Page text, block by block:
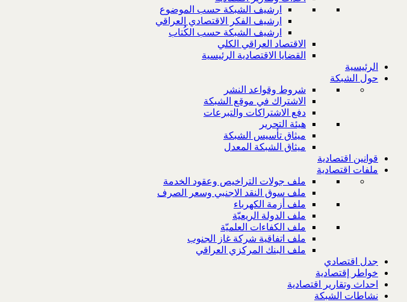
ارشيف الشبكة حسب الموضوع
ارشيف الفكر الاقتصادي العراقي
ارشيف الشبكة حسب الكُتاب
الاقتصاد العراقي الكلي
القضايا الاقتصادية الرئيسية
الرئيسية
حول الشبكة
شروط وقواعد النشر
الاشتراك في موقع الشبكة
دفع الاشتراكات والتبرعات
هيئة التحرير
ميثاق تأسيس الشبكة
ميثاق الشبكة المعدل
قوانين اقتصادية
ملفات اقتصادية
ملف جولات التراخيص وعقود الخدمة
ملف سوق النقد الاجنبي وسعر الصرف
ملف أزمة الكهرباء
ملف الدولة الريعيّة
ملف الكفاءات العلميّة
ملف اتفاقية شركة غاز الجنوب
ملف البنك المركزي العراقي
جدل اقتصادي
خواطر إقتصادية
احداث وتقارير اقتصادية
نشاطات الشبكة